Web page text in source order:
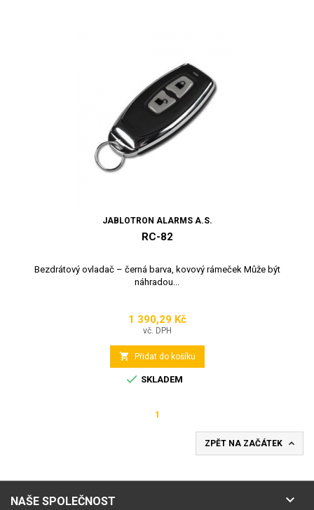
JABLOTRON ALARMS A.S.
RC-82
Bezdrátový ovladač – černá barva, kovový rámeček Může být
náhradou...
Cena
1 390,29 Kč
vč. DPH
 Přidat do košíku
 SKLADEM
1
ZPĚT NA ZAČÁTEK 
NAŠE SPOLEČNOST 